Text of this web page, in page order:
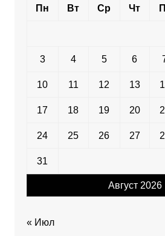
Август 2026
Пн Вт Ср Чт
3 4 5 6
10 11 12 13
17 18 19 20
24 25 26 27
31
« Июл